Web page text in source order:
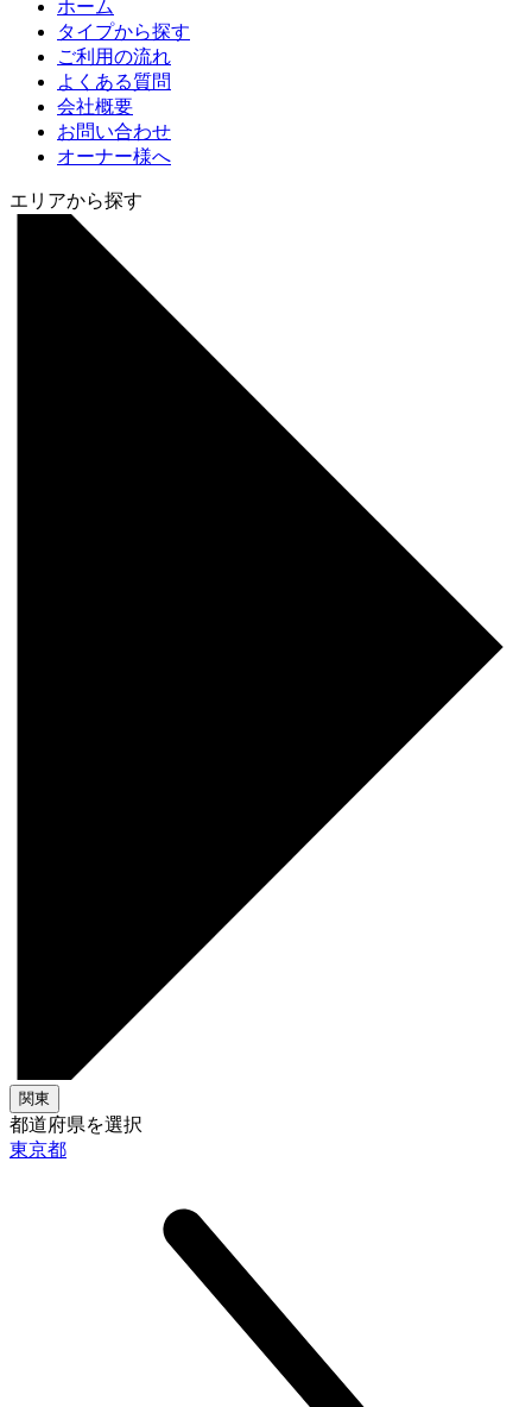
ホーム
タイプから探す
ご利用の流れ
よくある質問
会社概要
お問い合わせ
オーナー様へ
エリアから探す
関東
都道府県を選択
東京都